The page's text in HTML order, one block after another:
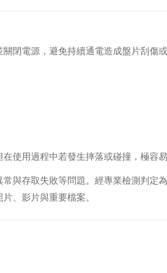
閉電源，避免持續通電造成盤片刮傷
使用過程中若發生摔落或碰撞，極容
與存取失敗等問題。經專業檢測判
、影片與重要檔案。